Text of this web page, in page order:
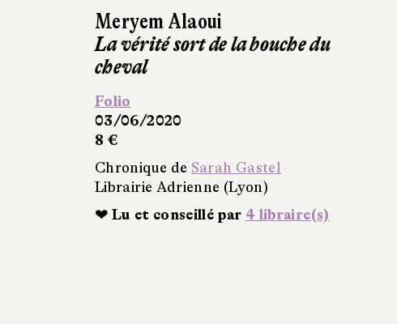
Meryem Alaoui
La vérité sort de la bouche du
cheval
Folio
03/06/2020
8 €
Chronique de Sarah Gastel
Librairie Adrienne (Lyon)
❤ Lu et conseillé par 4 libraire(s)